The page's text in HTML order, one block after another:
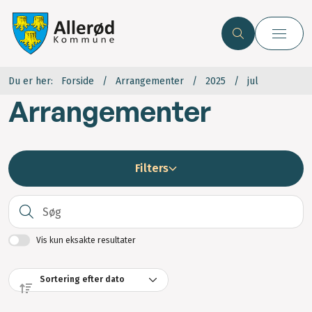
Du er her: Forside Arrangementer 2025 jul
Arrangementer
Filters
Vis kun eksakte resultater